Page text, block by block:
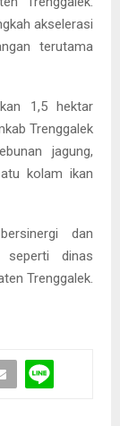
akselerasi
terutama
1,5 hektar
Trenggalek
jagung,
kolam ikan
dan
seperti dinas
Trenggalek.